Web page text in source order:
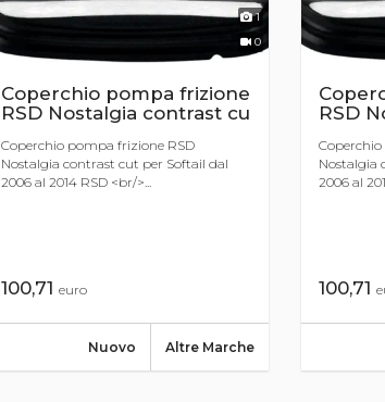
1
0
Coperchio pompa frizione
RSD Nostalgia contrast cu
Coperchio pompa frizione RSD
Nostalgia contrast cut per Softail dal
2006 al 2014 RSD <br/>...
100,71 euro
Altre Marche
Nuovo
RSD
Nostalgia
2006 al
100,71